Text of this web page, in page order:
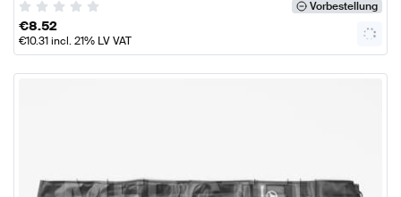
Vorbestellung
€8.52
€10.31incl. 21% LV VAT